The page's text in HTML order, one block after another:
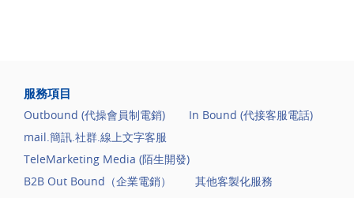
服務項目
Outbound (代操會員制電銷)
In Bound (代接客服電話)
mail.簡訊.社群.線上文字客服
TeleMarketing Media (陌生開發)
B2B Out Bound（企業電銷）
其他客製化服務